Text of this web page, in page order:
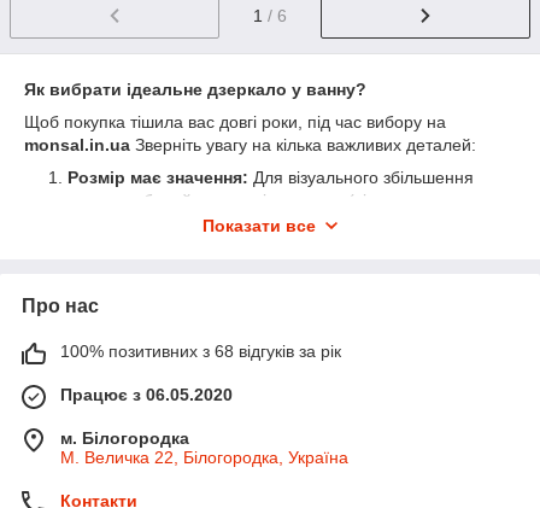
1 / 6
Як вибрати ідеальне дзеркало у ванну?
Щоб покупка тішила вас довгі роки, під час вибору на
monsal.in.ua Зверніть увагу на кілька важливих деталей:
Розмір має значення: Для візуального збільшення
простору вибирайте широкі дзеркала (від краю до краю
тумби). Для створення акценту — круглі моделі з
сенсорним увімкненням «від торкання» або з
та сучасно.
клас захистуIP44, що гарантує безпечну роботу
Просте встановлення:Кожен виріб комплектується
Показати все
Про нас
100% позитивних з 68 відгуків за рік
Працює з 06.05.2020
м. Білогородка
М. Величка 22, Білогородка, Україна
Контакти